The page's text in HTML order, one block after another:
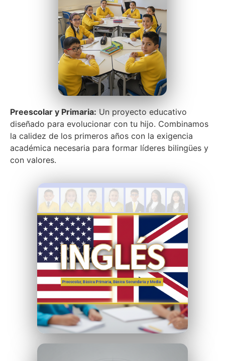
Preescolar y Primaria: Un proyecto educativo
diseñado para evolucionar con tu hijo. Combinamos
la calidez de los primeros años con la exigencia
académica necesaria para formar líderes bilingües y
con valores.